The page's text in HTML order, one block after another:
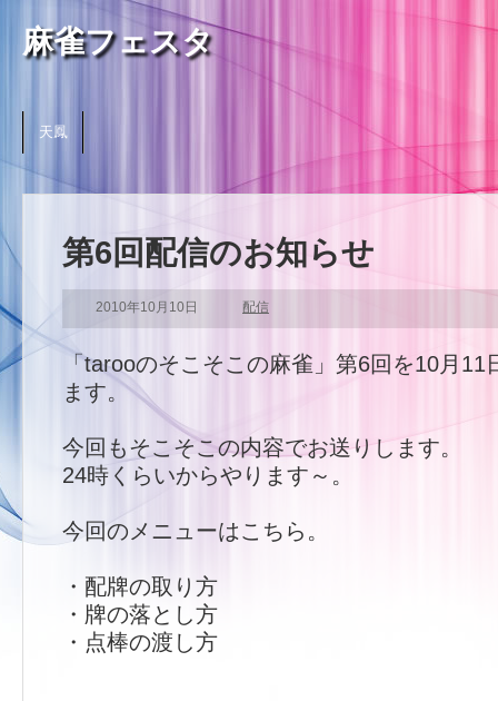
麻雀フェスタ
天鳳
第6回配信のお知らせ
2010年10月10日 配信
「tarooのそこそこの麻雀」第6回を10月
ます。
今回もそこそこの内容でお送りします。
24時くらいからやります～。
今回のメニューはこちら。
・配牌の取り方
・牌の落とし方
・点棒の渡し方